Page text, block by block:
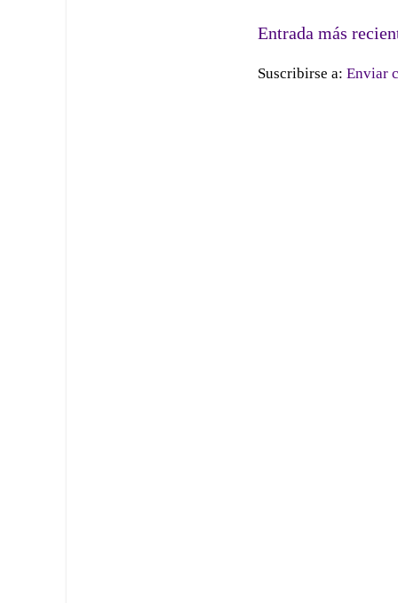
Entrada más
Suscribirse a: Enviar